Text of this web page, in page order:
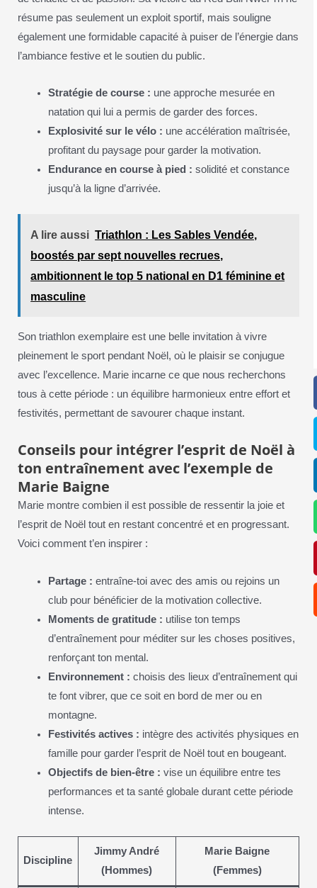
résume pas seulement un exploit sportif, mais souligne
également une formidable capacité à puiser de l’énergie dans
l’ambiance festive et le soutien du public.
Stratégie de course : une approche mesurée en
natation qui lui a permis de garder des forces.
Explosivité sur le vélo : une accélération maîtrisée,
profitant du paysage pour garder la motivation.
Endurance en course à pied : solidité et constance
jusqu’à la ligne d’arrivée.
A lire aussi Triathlon : Les Sables Vendée,
boostés par sept nouvelles recrues,
ambitionnent le top 5 national en D1 féminine et
masculine
Son triathlon exemplaire est une belle invitation à vivre
pleinement le sport pendant Noël, où le plaisir se conjugue
avec l’excellence. Marie incarne ce que nous recherchons
tous à cette période : un équilibre harmonieux entre effort et
festivités, permettant de savourer chaque instant.
Conseils pour intégrer l’esprit de Noël à
ton entraînement avec l’exemple de
Marie Baigne
Marie montre combien il est possible de ressentir la joie et
l’esprit de Noël tout en restant concentré et en progressant.
Voici comment t’en inspirer :
Partage : entraîne-toi avec des amis ou rejoins un
club pour bénéficier de la motivation collective.
Moments de gratitude : utilise ton temps
d’entraînement pour méditer sur les choses positives,
renforçant ton mental.
Environnement : choisis des lieux d’entraînement qui
te font vibrer, que ce soit en bord de mer ou en
montagne.
Festivités actives : intègre des activités physiques en
famille pour garder l’esprit de Noël tout en bougeant.
Objectifs de bien-être : vise un équilibre entre tes
performances et ta santé globale durant cette période
intense.
Discipline
Jimmy André
(Hommes)
Marie Baigne
(Femmes)